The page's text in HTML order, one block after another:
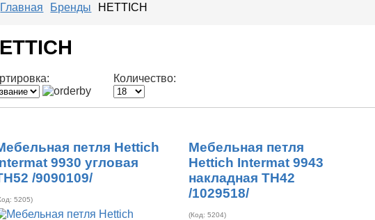
Главная Бренды HETTICH
Количество:
петля Hettich
9930 угловая
/9090109/
5205)
Мебельная петля
Hettich Intermat 9943
накладная ТН42
/1029518/
(Код:5204)